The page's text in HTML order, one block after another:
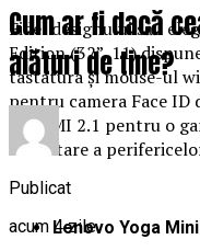
Fidel designului său
Edition (32”, 11)
tastatura și mouse-ul
pentru camera Face
și HDMI 2.1 pentru o
conectare a
Lenovo Yoga
Cum ar fi dacă
alături de tine?
Publicat
acum 4 zile